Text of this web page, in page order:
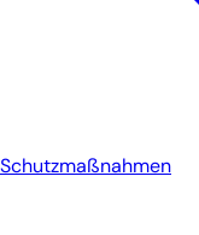
Schutzmaßnahmen